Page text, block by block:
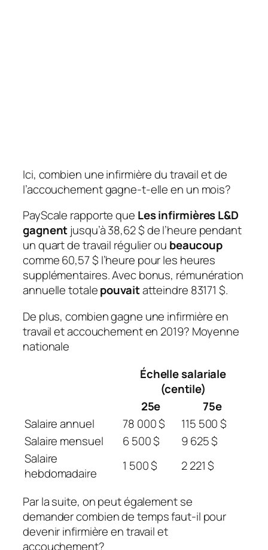
Ici, combien une infirmière du travail et de
l’accouchement gagne-t-elle en un mois?
PayScale rapporte que Les infirmières L&D
gagnentjusqu’à 38,62 $ de l’heure pendant
un quart de travail régulier ou beaucoup
comme 60,57 $ l’heure pour les heures
supplémentaires. Avec bonus, rémunération
annuelle totalepouvaitatteindre 83171 $.
De plus, combien gagne une infirmière en
travail et accouchement en 2019? Moyenne
nationale
Échelle salariale
(centile)
25e
75e
Salaire annuel
78 000 $
115 500 $
Salaire mensuel
6 500 $
9 625 $
Salaire
hebdomadaire
1 500 $ 2 221 $
Par la suite, on peut également se
demander combien de temps faut-il pour
devenir infirmière en travail et
accouchement?